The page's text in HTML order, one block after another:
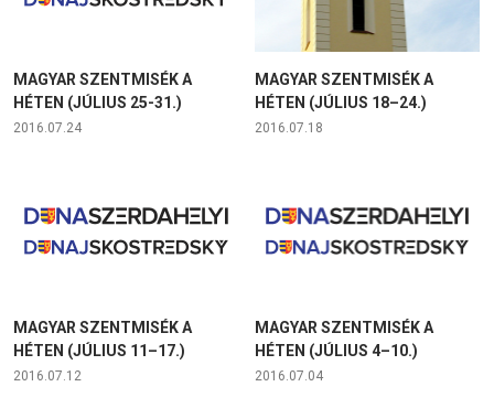
MAGYAR SZENTMISÉK A
HÉTEN (JÚLIUS 25-31.)
2016.07.24
MAGYAR SZENTMISÉK A
HÉTEN (JÚLIUS 18–24.)
2016.07.18
MAGYAR SZENTMISÉK A
HÉTEN (JÚLIUS 11–17.)
2016.07.12
MAGYAR SZENTMISÉK A
HÉTEN (JÚLIUS 4–10.)
2016.07.04